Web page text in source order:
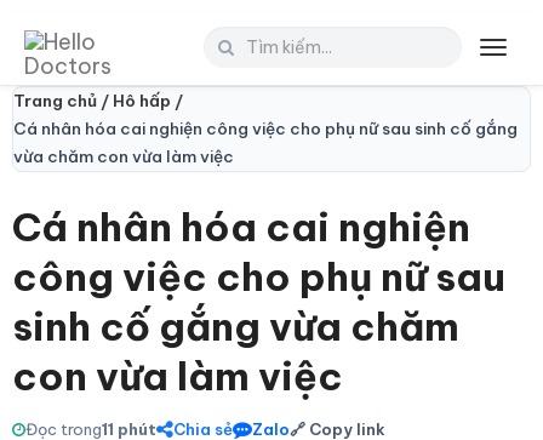
Trang chủ / Hô hấp /
Cá nhân hóa cai nghiện công việc cho phụ nữ sau sinh cố gắng
vừa chăm con vừa làm việc
Cá nhân hóa cai nghiện
công việc cho phụ nữ sau
sinh cố gắng vừa chăm
con vừa làm việc
Đọc trong11 phút Chia sẻ Zalo🔗 Copy link